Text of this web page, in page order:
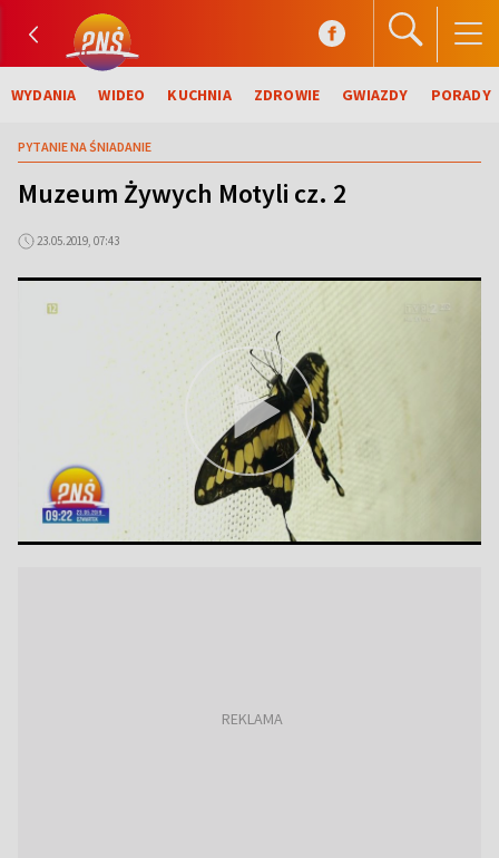
WYDANIA WIDEO KUCHNIA ZDROWIE GWIAZDY PORADY
PYTANIE NA ŚNIADANIE
Muzeum Żywych Motyli cz. 2
23.05.2019, 07:43